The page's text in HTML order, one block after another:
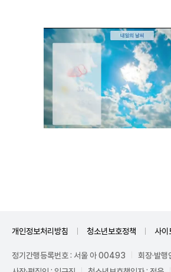
개인정보처리방침 청소년보호정책 사이
정기간행등록번호 : 서울 아 00493
회장·발행